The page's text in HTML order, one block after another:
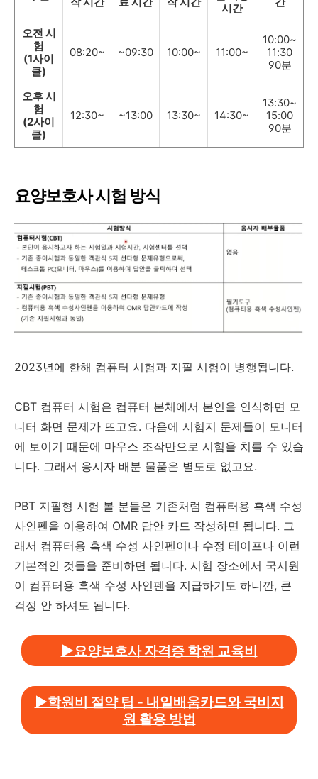
시간
오전 시
험
(1사이
클)
08:20~ ~09:30 10:00~ 11:00~
10:00~
11:30
90분
오후 시
험
(2사이
클)
12:30~ ~13:00 13:30~ 14:30~
13:30~
15:00
90분
요양보호사 시험 방식
2023년에 한해 컴퓨터 시험과 지필 시험이 병행됩니다.
CBT 컴퓨터 시험은 컴퓨터 본체에서 본인을 인식하면 모
니터 화면 문제가 뜨고요. 다음에 시험지 문제들이 모니터
에 보이기 때문에 마우스 조작만으로 시험을 치를 수 있습
니다. 그래서 응시자 배분 물품은 별도로 없고요.
PBT 지필형 시험 볼 분들은 기존처럼 컴퓨터용 흑색 수성
사인펜을 이용하여 OMR 답안 카드 작성하면 됩니다. 그
래서 컴퓨터용 흑색 수성 사인펜이나 수정 테이프나 이런
기본적인 것들을 준비하면 됩니다. 시험 장소에서 국시원
이 컴퓨터용 흑색 수성 사인펜을 지급하기도 하니깐, 큰
걱정 안 하셔도 됩니다.
▶요양보호사 자격증 학원 교육비
▶학원비 절약 팁 - 내일배움카드와 국비지
원 활용 방법